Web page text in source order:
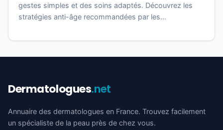
gestes simples et des soins adaptés. Découvrez les
stratégies anti-âge recommandées par les
Dermatologues.net
Annuaire des dermatologues en France. Trouvez facilement
un spécialiste de la peau près de chez vous.